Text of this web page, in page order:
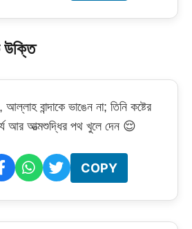
উক্তি
বান্দাকে ভাঙেন না; তিনি কষ্টের
আর আত্মশুদ্ধির পথ খুলে দেন 😌
COPY